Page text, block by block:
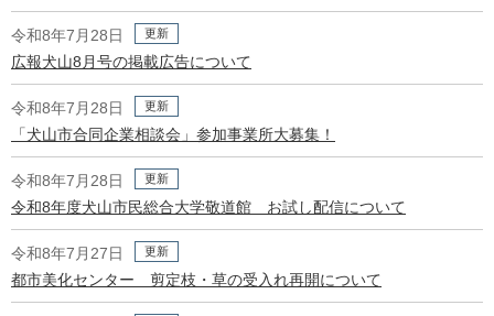
令和8年7月28日 更新
広報犬山8月号の掲載広告について
令和8年7月28日 更新
「犬山市合同企業相談会」参加事業所大募集！
令和8年7月28日 更新
令和8年度犬山市民総合大学敬道館 お試し配信について
令和8年7月27日 更新
都市美化センター 剪定枝・草の受入れ再開について